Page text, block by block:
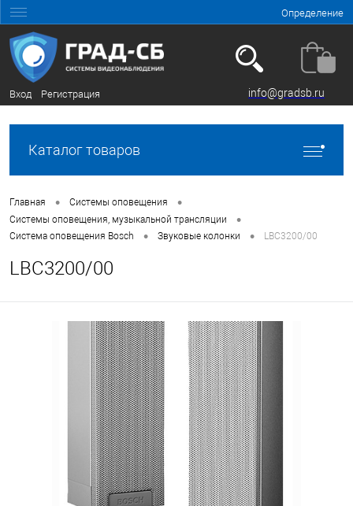
Определение
Вход Регистрация info@gradsb.ru
Каталог товаров
Главная • Системы оповещения •
Системы оповещения, музыкальной трансляции •
Система оповещения Bosch • Звуковые колонки • LBC3200/00
LBC3200/00